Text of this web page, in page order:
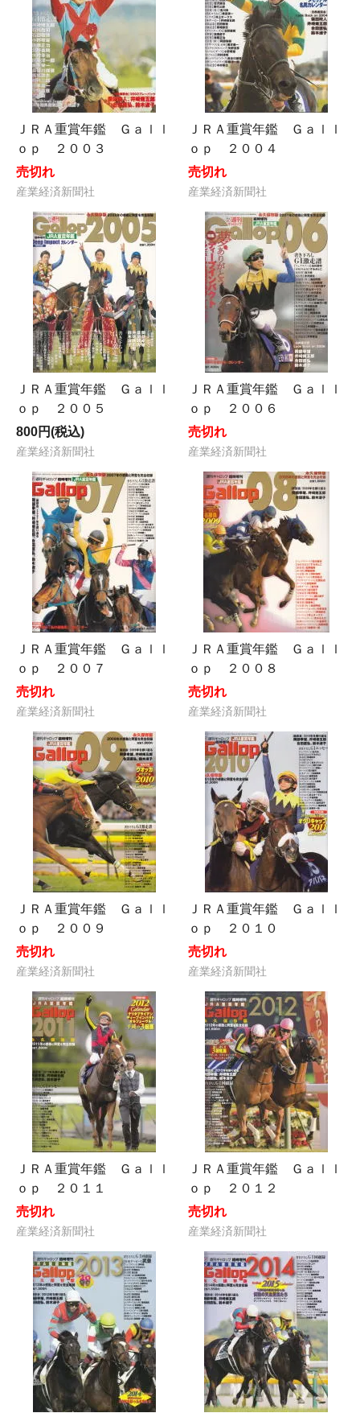
ＪＲＡ重賞年鑑 Ｇａｌｌ
ｏｐ ２００３
売切れ
産業経済新聞社
ＪＲＡ重賞年鑑 Ｇａｌｌ
ｏｐ ２００４
売切れ
産業経済新聞社
ＪＲＡ重賞年鑑 Ｇａｌｌ
ｏｐ ２００５
800円(税込)
産業経済新聞社
ＪＲＡ重賞年鑑 Ｇａｌｌ
ｏｐ ２００６
売切れ
産業経済新聞社
ＪＲＡ重賞年鑑 Ｇａｌｌ
ｏｐ ２００７
売切れ
産業経済新聞社
ＪＲＡ重賞年鑑 Ｇａｌｌ
ｏｐ ２００８
売切れ
産業経済新聞社
ＪＲＡ重賞年鑑 Ｇａｌｌ
ｏｐ ２００９
売切れ
産業経済新聞社
ＪＲＡ重賞年鑑 Ｇａｌｌ
ｏｐ ２０１０
売切れ
産業経済新聞社
ＪＲＡ重賞年鑑 Ｇａｌｌ
ｏｐ ２０１１
売切れ
産業経済新聞社
ＪＲＡ重賞年鑑 Ｇａｌｌ
ｏｐ ２０１２
売切れ
産業経済新聞社